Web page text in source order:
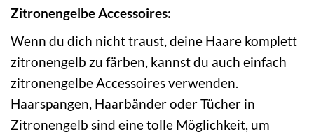
Zitronengelbe Accessoires:
Wenn du dich nicht traust, deine Haare komplett
zitronengelb zu färben, kannst du auch einfach
zitronengelbe Accessoires verwenden.
Haarspangen, Haarbänder oder Tücher in
Zitronengelb sind eine tolle Möglichkeit, um